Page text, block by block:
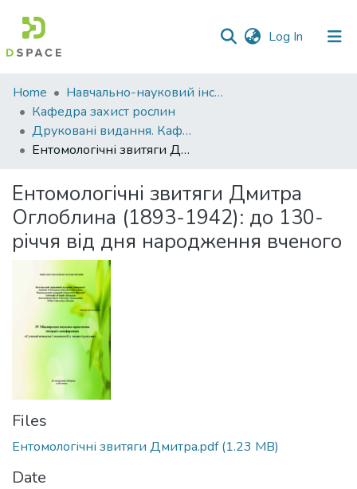
Log In (current)
Communities
&
Collections
Statistics
Home
Навчально-науковий інститут агротехнологій, селекції та екології
Кафедра захист рослин
Друковані видання. Кафедра захист рослин
Ентомологічні звитяги Дмитра Оглоблина (1893-1942): до 130-річчя від дня народження вченого
Ентомологічні звитяги Дмитра
Оглоблина (1893-1942): до 130-
річчя від дня народження вченого
Files
Ентомологічні звитяги Дмитра.pdf(1.23 MB)
Date